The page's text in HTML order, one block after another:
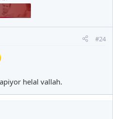
#24
helal vallah.